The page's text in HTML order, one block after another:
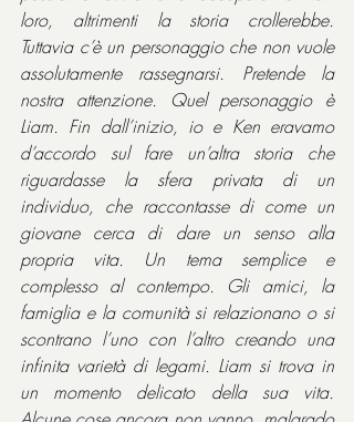
loro, altrimenti la storia crollerebbe.
Tuttavia c’è un personaggio che non vuole
assolutamente rassegnarsi. Pretende la
nostra attenzione. Quel personaggio è
Liam. Fin dall’inizio, io e Ken eravamo
d’accordo sul fare un’altra storia che
riguardasse la sfera privata di un
individuo, che raccontasse di come un
giovane cerca di dare un senso alla
propria vita. Un tema semplice e
complesso al contempo. Gli amici, la
famiglia e la comunità si relazionano o si
scontrano l’uno con l’altro creando una
infinita varietà di legami. Liam si trova in
un momento delicato della sua vita.